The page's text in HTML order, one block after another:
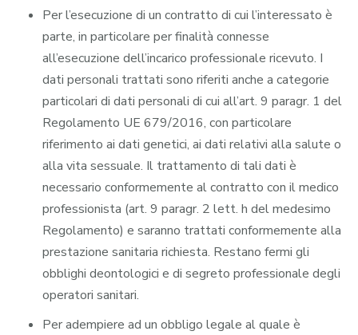
Per l’esecuzione di un contratto di cui l’interessato è
parte, in particolare per finalità connesse
all’esecuzione dell’incarico professionale ricevuto. I
dati personali trattati sono riferiti anche a categorie
particolari di dati personali di cui all’art. 9 paragr. 1 del
Regolamento UE 679/2016, con particolare
riferimento ai dati genetici, ai dati relativi alla salute o
alla vita sessuale. Il trattamento di tali dati è
necessario conformemente al contratto con il medico
professionista (art. 9 paragr. 2 lett. h del medesimo
Regolamento) e saranno trattati conformemente alla
prestazione sanitaria richiesta. Restano fermi gli
obblighi deontologici e di segreto professionale degli
operatori sanitari.
Per adempiere ad un obbligo legale al quale è